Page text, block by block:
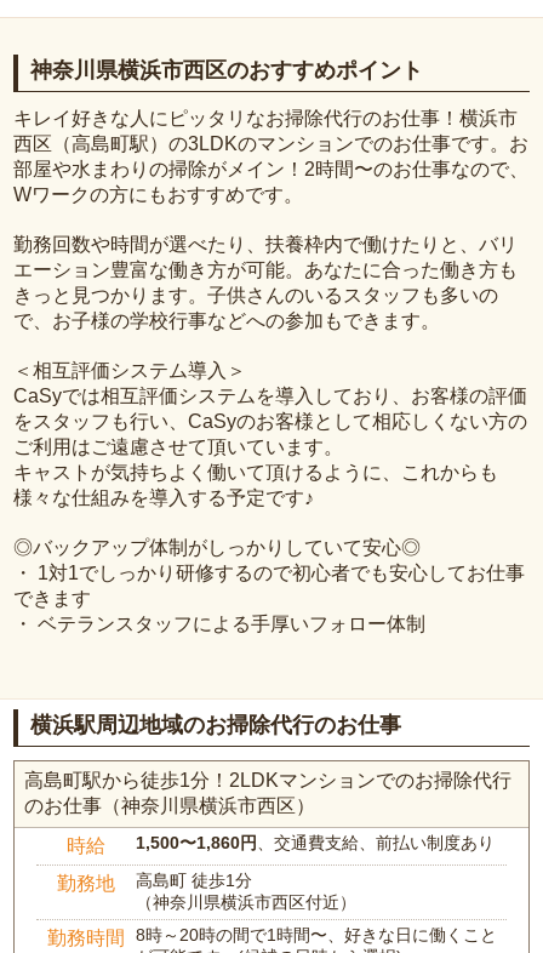
神奈川県横浜市西区のおすすめポイント
キレイ好きな人にピッタリなお掃除代行のお仕事！横浜市
西区（高島町駅）の3LDKのマンションでのお仕事です。お
部屋や水まわりの掃除がメイン！2時間〜のお仕事なので、
Wワークの方にもおすすめです。
勤務回数や時間が選べたり、扶養枠内で働けたりと、バリ
エーション豊富な働き方が可能。あなたに合った働き方も
きっと見つかります。子供さんのいるスタッフも多いの
で、お子様の学校行事などへの参加もできます。
＜相互評価システム導入＞
CaSyでは相互評価システムを導入しており、お客様の評価
をスタッフも行い、CaSyのお客様として相応しくない方の
ご利用はご遠慮させて頂いています。
キャストが気持ちよく働いて頂けるように、これからも
様々な仕組みを導入する予定です♪
◎バックアップ体制がしっかりしていて安心◎
・ 1対1でしっかり研修するので初心者でも安心してお仕事
できます
・ ベテランスタッフによる手厚いフォロー体制
横浜駅周辺地域のお掃除代行のお仕事
高島町駅から徒歩1分！2LDKマンションでのお掃除代行
のお仕事（神奈川県横浜市西区）
時給 1,500〜1,860円、交通費支給、前払い制度あり
勤務地
高島町 徒歩1分
（神奈川県横浜市西区付近）
勤務時間
8時～20時の間で1時間〜、好きな日に働くこと